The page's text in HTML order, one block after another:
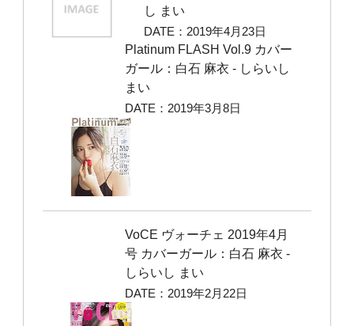
し まい
DATE：2019年4月23日
Platinum FLASH Vol.9 カバー
ガール：白石 麻衣 ‐ しらいし
まい
DATE：2019年3月8日
VoCE ヴォーチェ 2019年4月
号 カバーガール：白石 麻衣 ‐
しらいし まい
DATE：2019年2月22日